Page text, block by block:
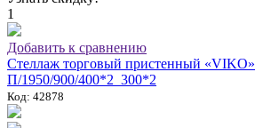
1
Добавить к сравнению
Стеллаж торговый пристенный «VIKO»
П/1950/900/400*2_300*2
Код: 42878